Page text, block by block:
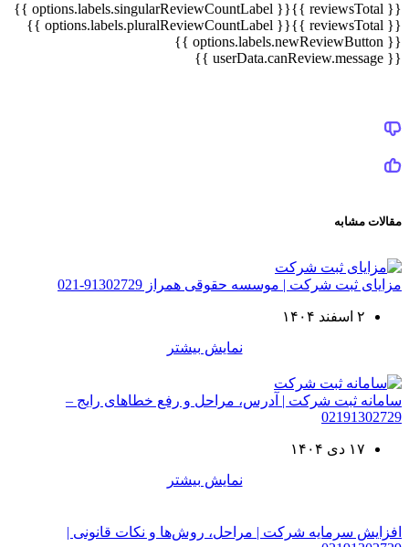
{{ reviewsTotal }}
{{ options.labels.singularReviewCountLabel }}
{{ reviewsTotal }}
{{ options.labels.pluralReviewCountLabel }}
{{ options.labels.newReviewButton }}
{{ userData.canReview.message }}
مقالات مشابه
مزایای ثبت شرکت | موسسه حقوقی همراز 91302729-021
۲ اسفند ۱۴۰۴
نمایش بیشتر
سامانه ثبت شرکت | آدرس، مراحل و رفع خطاهای رایج –
02191302729
۱۷ دی ۱۴۰۴
نمایش بیشتر
افزایش سرمایه شرکت | مراحل، روش‌ها و نکات قانونی |